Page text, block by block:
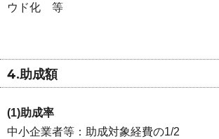
ウド化 等
4.助成額
(1)助成率
中小企業者等：助成対象経費の1/2